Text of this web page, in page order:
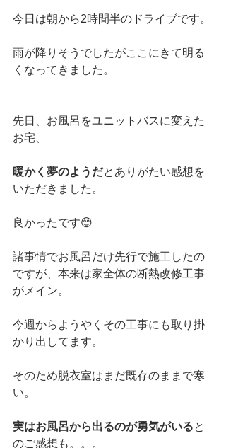
今日は朝から2時間半のドライブです。
雨が降りそうでしたがここにきて明る
くなってきました。
先日、お風呂をユニットバスに変えた
お宅、
暖かく夢のようだとありがたい感想を
いただきました。
良かったです😊
諸事情でお風呂だけ先行で施工したの
ですが、本来は家全体の断熱改修工事
がメイン。
今週からようやくその工事にも取り掛
かり出してます。
そのため脱衣室はまだ既存のままで寒
い。
実はお風呂から出るのが勇気がいると
のご感想も。。。